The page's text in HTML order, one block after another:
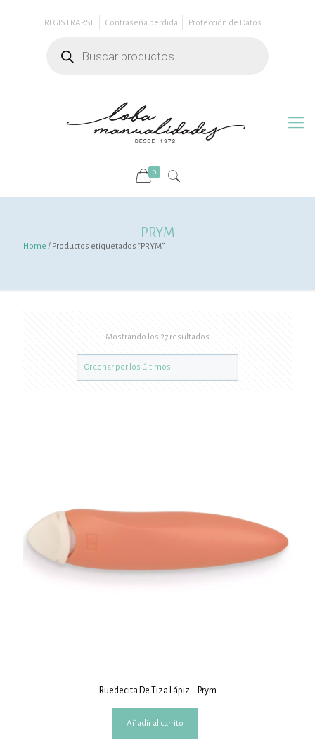
REGISTRARSE Contraseña perdida
Protección de Datos
productos
0
PRYM
Home / Productos etiquetados “PRYM”
Mostrando los 27 resultados
Ruedecita De Tiza Lápiz – Prym
Añadir al carrito